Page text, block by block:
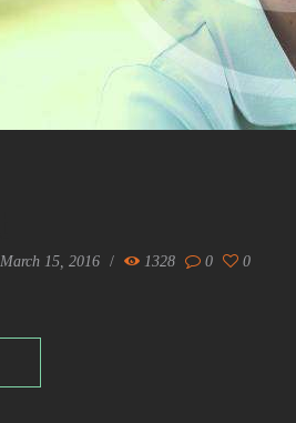
March 15, 2016 1328 0 0